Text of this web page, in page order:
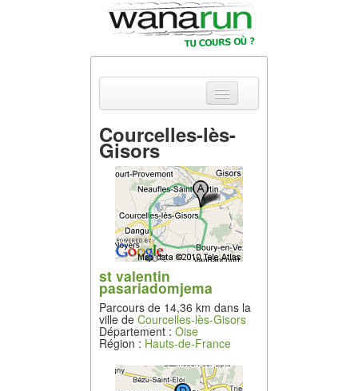
Actualités
Equipements &
Tests
Parcours &
Courses
Outils & Réseaux
Courcelles-lès-
Gisors
st valentin
pasariadomjema
Parcours de 14,36 km dans la
ville de Courcelles-lès-Gisors
Département : Oise
Région : Hauts-de-France